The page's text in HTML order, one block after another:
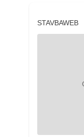
STAVBAWEB